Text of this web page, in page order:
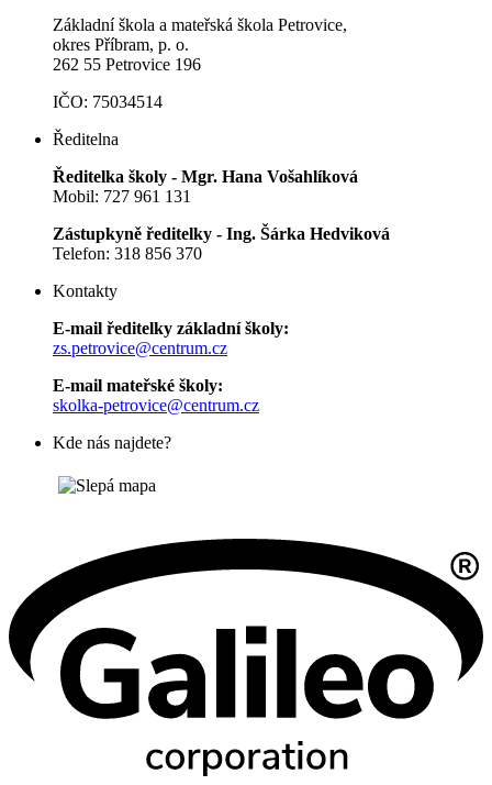
Základní škola a mateřská škola Petrovice,
okres Příbram, p. o.
262 55 Petrovice 196
IČO: 75034514
Ředitelna
Ředitelka školy - Mgr. Hana Vošahlíková
Mobil: 727 961 131
Zástupkyně ředitelky - Ing. Šárka Hedviková
Telefon: 318 856 370
Kontakty
E-mail ředitelky základní školy:
zs.petrovice@centrum.cz
E-mail mateřské školy:
skolka-petrovice@centrum.cz
Kde nás najdete?